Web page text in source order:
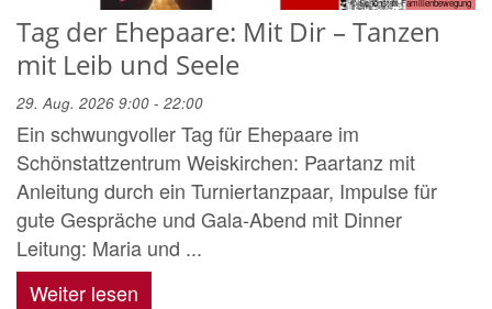
© Schönstatt-Familienbewegung
Tag der Ehepaare: Mit Dir – Tanzen
mit Leib und Seele
29. Aug. 2026 9:00 - 22:00
Ein schwungvoller Tag für Ehepaare im
Schönstattzentrum Weiskirchen: Paartanz mit
Anleitung durch ein Turniertanzpaar, Impulse für
gute Gespräche und Gala-Abend mit Dinner
Leitung: Maria und ...
Weiter lesen